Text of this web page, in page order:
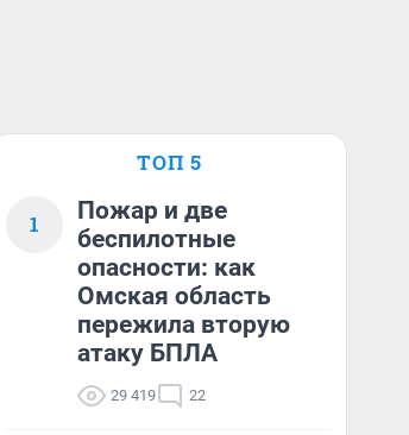
ТОП 5
1
Пожар и две
беспилотные
опасности: как
Омская область
пережила вторую
атаку БПЛА
29 419 22